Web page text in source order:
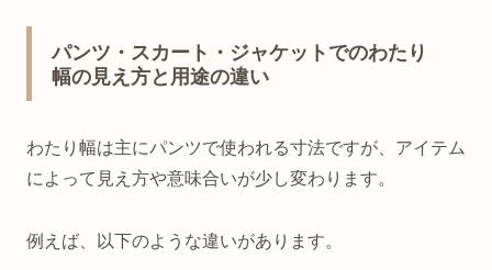
パンツ・スカート・ジャケットでのわたり
幅の見え方と用途の違い
わたり幅は主にパンツで使われる寸法ですが、アイテム
によって見え方や意味合いが少し変わります。
例えば、以下のような違いがあります。